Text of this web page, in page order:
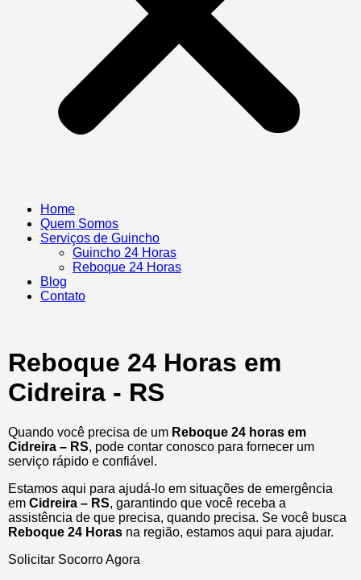
Home
Quem Somos
Serviços de Guincho
Guincho 24 Horas
Reboque 24 Horas
Blog
Contato
Reboque 24 Horas em
Cidreira - RS
Quando você precisa de um Reboque 24 horas em
Cidreira – RS, pode contar conosco para fornecer um
serviço rápido e confiável.
Estamos aqui para ajudá-lo em situações de emergência
em Cidreira – RS, garantindo que você receba a
assistência de que precisa, quando precisa. Se você busca
Reboque 24 Horas na região, estamos aqui para ajudar.
Solicitar Socorro Agora